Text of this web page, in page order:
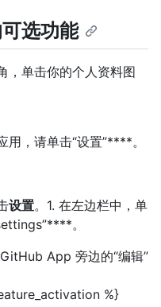
选功能
，单击你的个人资料图
，请单击“设置”****。
设置。1. 在左边栏中，单
。
App 旁边的“编辑”
%}